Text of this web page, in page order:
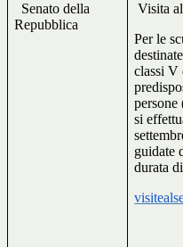
Senato della
Repubblica
Visita
Per le
classi V
persone
si
guidate
durata